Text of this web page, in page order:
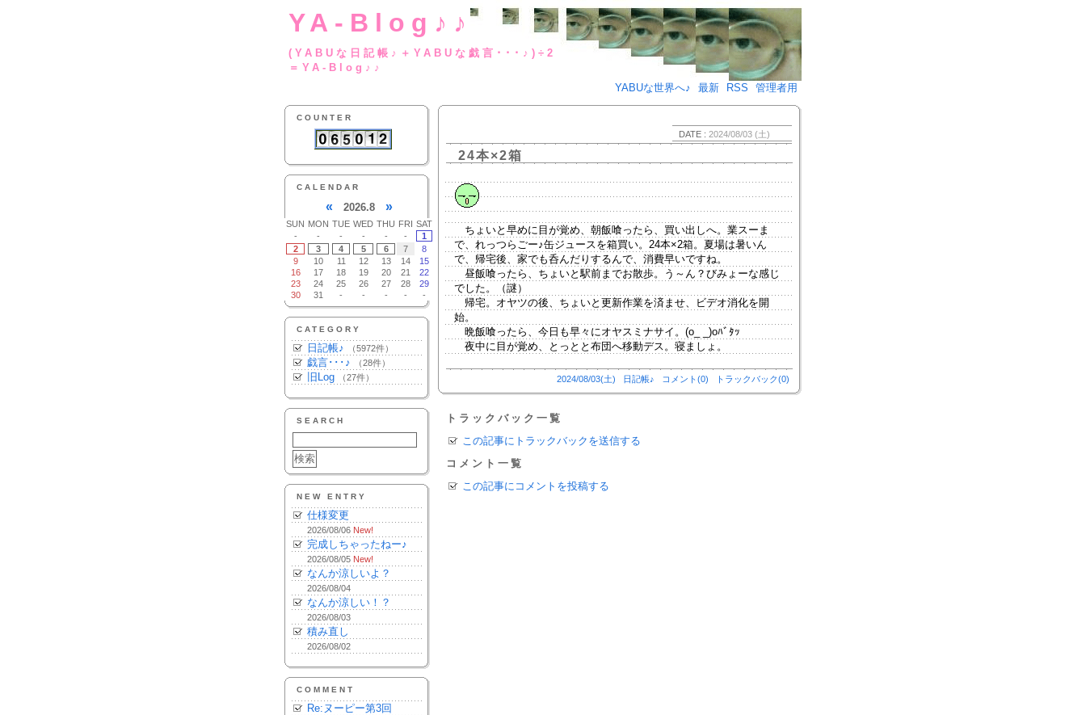
YA-Blog♪♪
(YABUな日記帳♪＋YABUな戯言･･･♪)÷2
＝YA-Blog♪♪
YABUな世界へ♪
最新 RSS 管理者用
COUNTER
CALENDAR
« 2026.8 »
SUN MON TUE WED THU FRI SAT
-
- - - - -
1
2
3 4 5 6 7
8
9
10 11 12 13 14
15
16
17 18 19 20 21
22
23
24 25 26 27 28
29
30
31 - - - - -
CATEGORY
日記帳♪ （5972件）
戯言･･･♪ （28件）
旧Log （27件）
SEARCH
NEW ENTRY
仕様変更
2026/08/06 New!
完成しちゃったねー♪
2026/08/05 New!
なんか涼しいよ？
2026/08/04
なんか涼しい！？
2026/08/03
積み直し
2026/08/02
COMMENT
Re:ヌーピー第3回
DATE : 2024/08/03 (土)
24本×2箱
ちょいと早めに目が覚め、朝飯喰ったら、買い出しへ。業スーま
で、れっつらごー♪缶ジュースを箱買い。24本×2箱。夏場は暑いん
で、帰宅後、家でも呑んだりするんで、消費早いですね。
昼飯喰ったら、ちょいと駅前までお散歩。う～ん？びみょーな感じ
でした。（謎）
帰宅。オヤツの後、ちょいと更新作業を済ませ、ビデオ消化を開
始。
晩飯喰ったら、今日も早々にオヤスミナサイ。(o_ _)oﾊﾞﾀｯ
夜中に目が覚め、とっとと布団へ移動デス。寝ましょ。
2024/08/03(土) 日記帳♪ コメント(0) トラックバック(0)
トラックバック一覧
この記事にトラックバックを送信する
コメント一覧
この記事にコメントを投稿する